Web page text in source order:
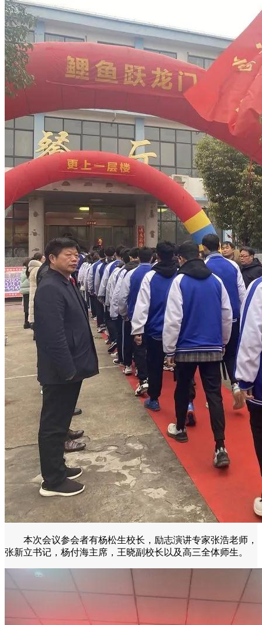
本次会议参会者有杨松生校长，励志演讲专家张浩老师，
张新立书记，杨付海主席，王晓副校长以及高三全体师生。